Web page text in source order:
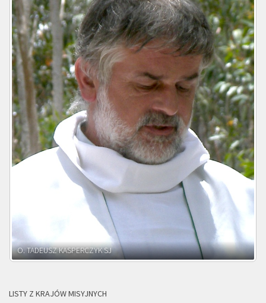
O. ADNRZEJ LEŚNIARA SJ
LISTY Z KRAJÓW MISYJNYCH